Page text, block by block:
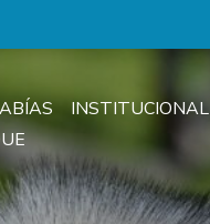
INSTITUCIONAL